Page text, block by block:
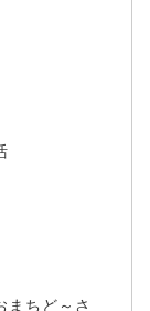
まちど～さ